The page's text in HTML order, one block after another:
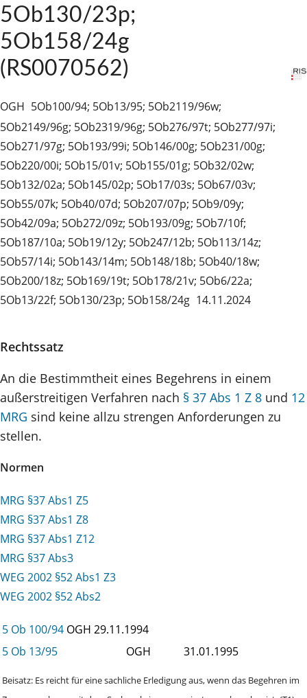
5Ob130/23p;
5Ob158/24g
(RS0070562)
OGH 5Ob100/94; 5Ob13/95; 5Ob2119/96w;
5Ob2149/96g; 5Ob2319/96g; 5Ob276/97t; 5Ob277/97i;
5Ob271/97g; 5Ob193/99i; 5Ob146/00g; 5Ob231/00g;
5Ob220/00i; 5Ob15/01v; 5Ob155/01g; 5Ob32/02w;
5Ob132/02a; 5Ob145/02p; 5Ob17/03s; 5Ob67/03v;
5Ob55/07k; 5Ob40/07d; 5Ob207/07p; 5Ob9/09y;
5Ob42/09a; 5Ob272/09z; 5Ob193/09g; 5Ob7/10f;
5Ob187/10a; 5Ob19/12y; 5Ob247/12b; 5Ob113/14z;
5Ob57/14i; 5Ob143/14m; 5Ob148/18b; 5Ob40/18w;
5Ob200/18z; 5Ob169/19t; 5Ob178/21v; 5Ob6/22a;
5Ob13/22f; 5Ob130/23p; 5Ob158/24g 14.11.2024
Rechtssatz
An die Bestimmtheit eines Begehrens in einem
außerstreitigen Verfahren nach § 37 Abs 1 Z 8 und 12
MRG sind keine allzu strengen Anforderungen zu
stellen.
Normen
MRG §37 Abs1 Z5
MRG §37 Abs1 Z8
MRG §37 Abs1 Z12
MRG §37 Abs3
WEG 2002 §52 Abs1 Z3
WEG 2002 §52 Abs2
5 Ob 100/94 OGH 29.11.1994
5 Ob 13/95
OGH 31.01.1995
Beisatz: Es reicht für eine sachliche Erledigung aus, wenn das Begehren im